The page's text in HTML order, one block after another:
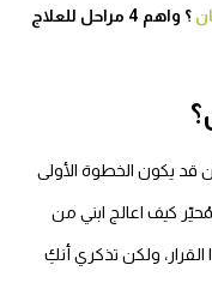
؟ واهم 4 مراحل للعلاج
قد يكون الخطوة الأولى
كيف اعالج ابني من
ولكن تذكري أنكِ